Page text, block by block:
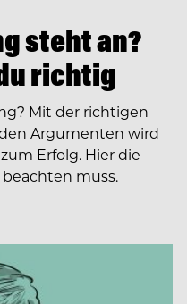
steht an?
richtig
Mit der richtigen
Argumenten wird
Erfolg. Hier die
muss.